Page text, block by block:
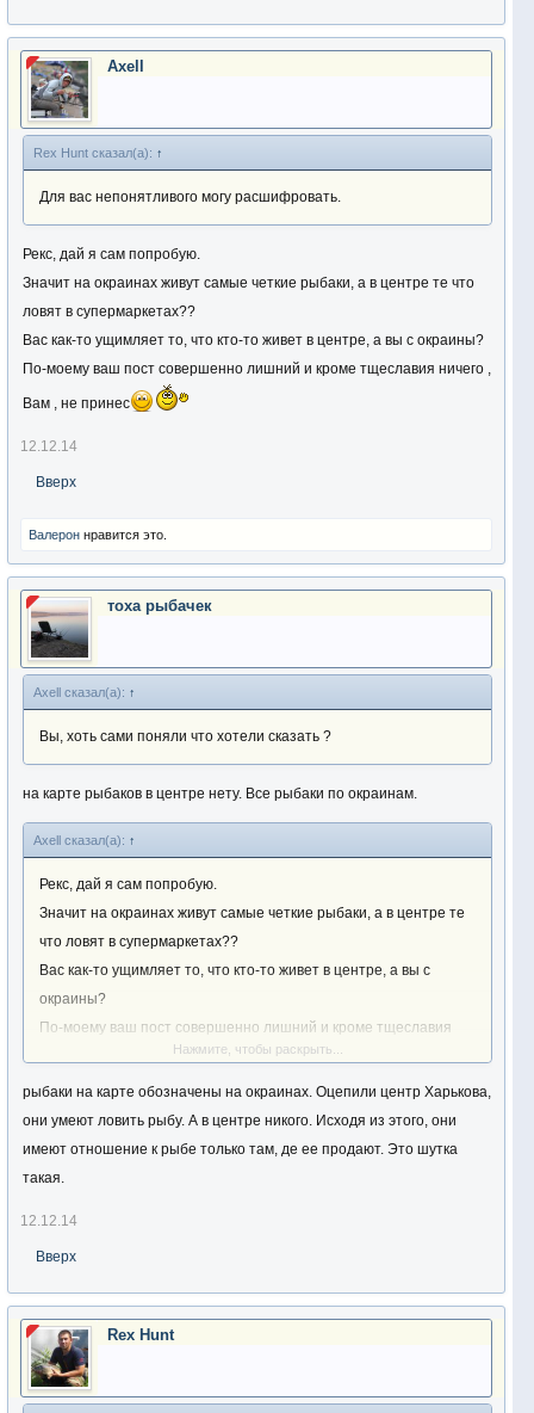
Axell
Rex Hunt сказал(а): ↑
Для вас непонятливого могу расшифровать.
Рекс, дай я сам попробую.
Значит на окраинах живут самые четкие рыбаки, а в центре те что
ловят в супермаркетах??
Вас как-то ущимляет то, что кто-то живет в центре, а вы с окраины?
По-моему ваш пост совершенно лишний и кроме тщеславия ничего ,
Вам , не принес
12.12.14
Вверх
Валерон нравится это.
тоха рыбачек
Axell сказал(а): ↑
Вы, хоть сами поняли что хотели сказать ?
на карте рыбаков в центре нету. Все рыбаки по окраинам.
Axell сказал(а): ↑
Рекс, дай я сам попробую.
Значит на окраинах живут самые четкие рыбаки, а в центре те
что ловят в супермаркетах??
Вас как-то ущимляет то, что кто-то живет в центре, а вы с
окраины?
По-моему ваш пост совершенно лишний и кроме тщеславия
ничего , Вам , не принес
Нажмите, чтобы раскрыть...
рыбаки на карте обозначены на окраинах. Оцепили центр Харькова,
они умеют ловить рыбу. А в центре никого. Исходя из этого, они
имеют отношение к рыбе только там, де ее продают. Это шутка
такая.
12.12.14
Вверх
Rex Hunt